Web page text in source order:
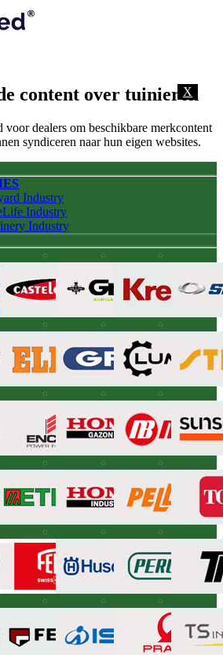
X
content over tuinieren
voor dealers om beschikbare merkcontent
syndiceren naar hun eigen websites.
Industry
Industry
Industry